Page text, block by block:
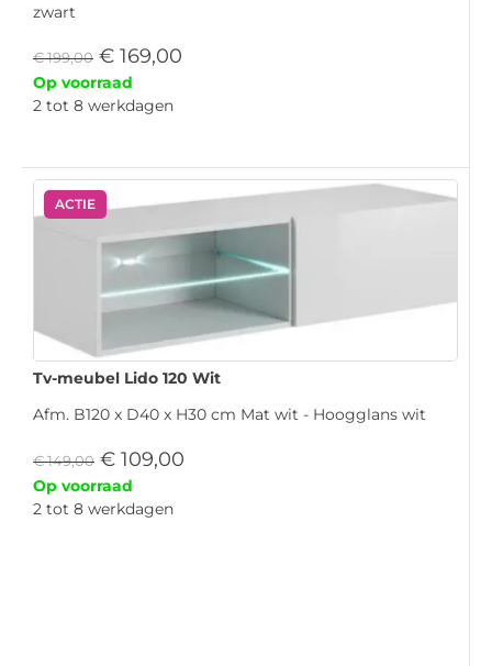
zwart
€199,00 € 169,00
Op voorraad
2 tot 8 werkdagen
ACTIE
Tv-meubel Lido 120 Wit
Afm. B120 x D40 x H30 cm Mat wit - Hoogglans wit
€149,00 € 109,00
Op voorraad
2 tot 8 werkdagen